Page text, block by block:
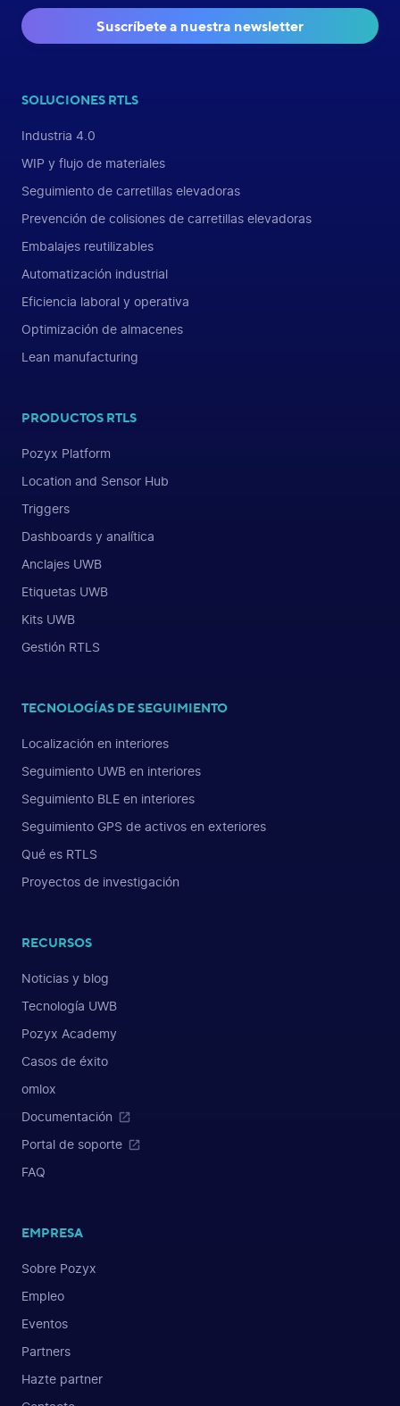
Suscríbete a nuestra newsletter
SOLUCIONES RTLS
Industria 4.0
WIP y flujo de materiales
Seguimiento de carretillas elevadoras
Prevención de colisiones de carretillas elevadoras
Embalajes reutilizables
Automatización industrial
Eficiencia laboral y operativa
Optimización de almacenes
Lean manufacturing
PRODUCTOS RTLS
Pozyx Platform
Location and Sensor Hub
Triggers
Dashboards y analítica
Anclajes UWB
Etiquetas UWB
Kits UWB
Gestión RTLS
TECNOLOGÍAS DE SEGUIMIENTO
Localización en interiores
Seguimiento UWB en interiores
Seguimiento BLE en interiores
Seguimiento GPS de activos en exteriores
Qué es RTLS
Proyectos de investigación
RECURSOS
Noticias y blog
Tecnología UWB
Pozyx Academy
Casos de éxito
omlox
Documentación
Portal de soporte
FAQ
EMPRESA
Sobre Pozyx
Empleo
Eventos
Partners
Hazte partner